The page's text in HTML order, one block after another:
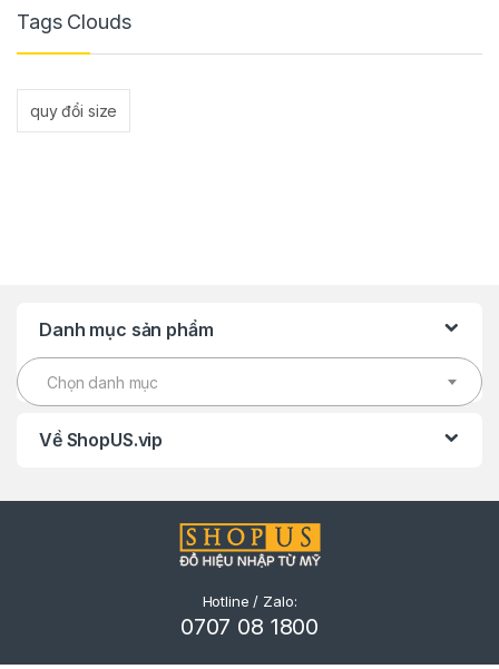
Tags Clouds
quy đổi size
Danh mục sản phẩm
Chọn danh mục
Về ShopUS.vip
Hotline / Zalo:
0707 08 1800